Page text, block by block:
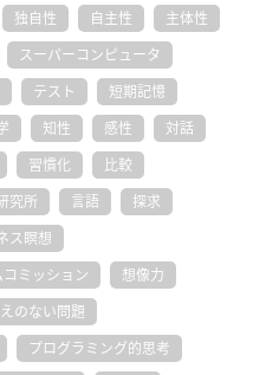
独自性 自主性 主体性
スーパーコンピュータ
テスト 短期記憶
知性 感性 対話
習慣化 比較
究所 言語 探求
ス瞑想
コミッション 想像力
のない問題
プログラミング的思考